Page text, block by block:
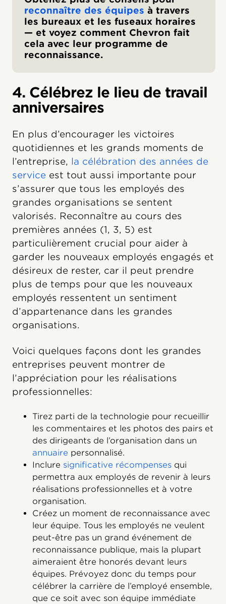
reconnaître des équipes à travers
les bureaux et les fuseaux horaires
— et voyez comment Chevron fait
cela avec leur programme de
reconnaissance.
4. Célébrez le lieu de travail
anniversaires
En plus d’encourager les victoires
quotidiennes et les grands moments de
l’entreprise, la célébration des années de
service est tout aussi importante pour
s’assurer que tous les employés des
grandes organisations se sentent
valorisés. Reconnaître au cours des
premières années (1, 3, 5) est
particulièrement crucial pour aider à
garder les nouveaux employés engagés et
désireux de rester, car il peut prendre
plus de temps pour que les nouveaux
employés ressentent un sentiment
d’appartenance dans les grandes
organisations.
Voici quelques façons dont les grandes
entreprises peuvent montrer de
l’appréciation pour les réalisations
professionnelles:
Tirez parti de la technologie pour recueillir
les commentaires et les photos des pairs et
des dirigeants de l’organisation dans un
annuaire personnalisé.
Inclure significative récompenses qui
permettra aux employés de revenir à leurs
réalisations professionnelles et à votre
organisation.
Créez un moment de reconnaissance avec
leur équipe. Tous les employés ne veulent
peut-être pas un grand événement de
reconnaissance publique, mais la plupart
aimeraient être honorés devant leurs
équipes. Prévoyez donc du temps pour
célébrer la carrière de l’employé ensemble,
que ce soit avec son équipe immédiate